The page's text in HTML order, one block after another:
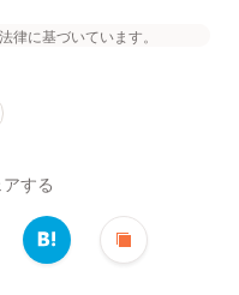
律に基づいています。
する